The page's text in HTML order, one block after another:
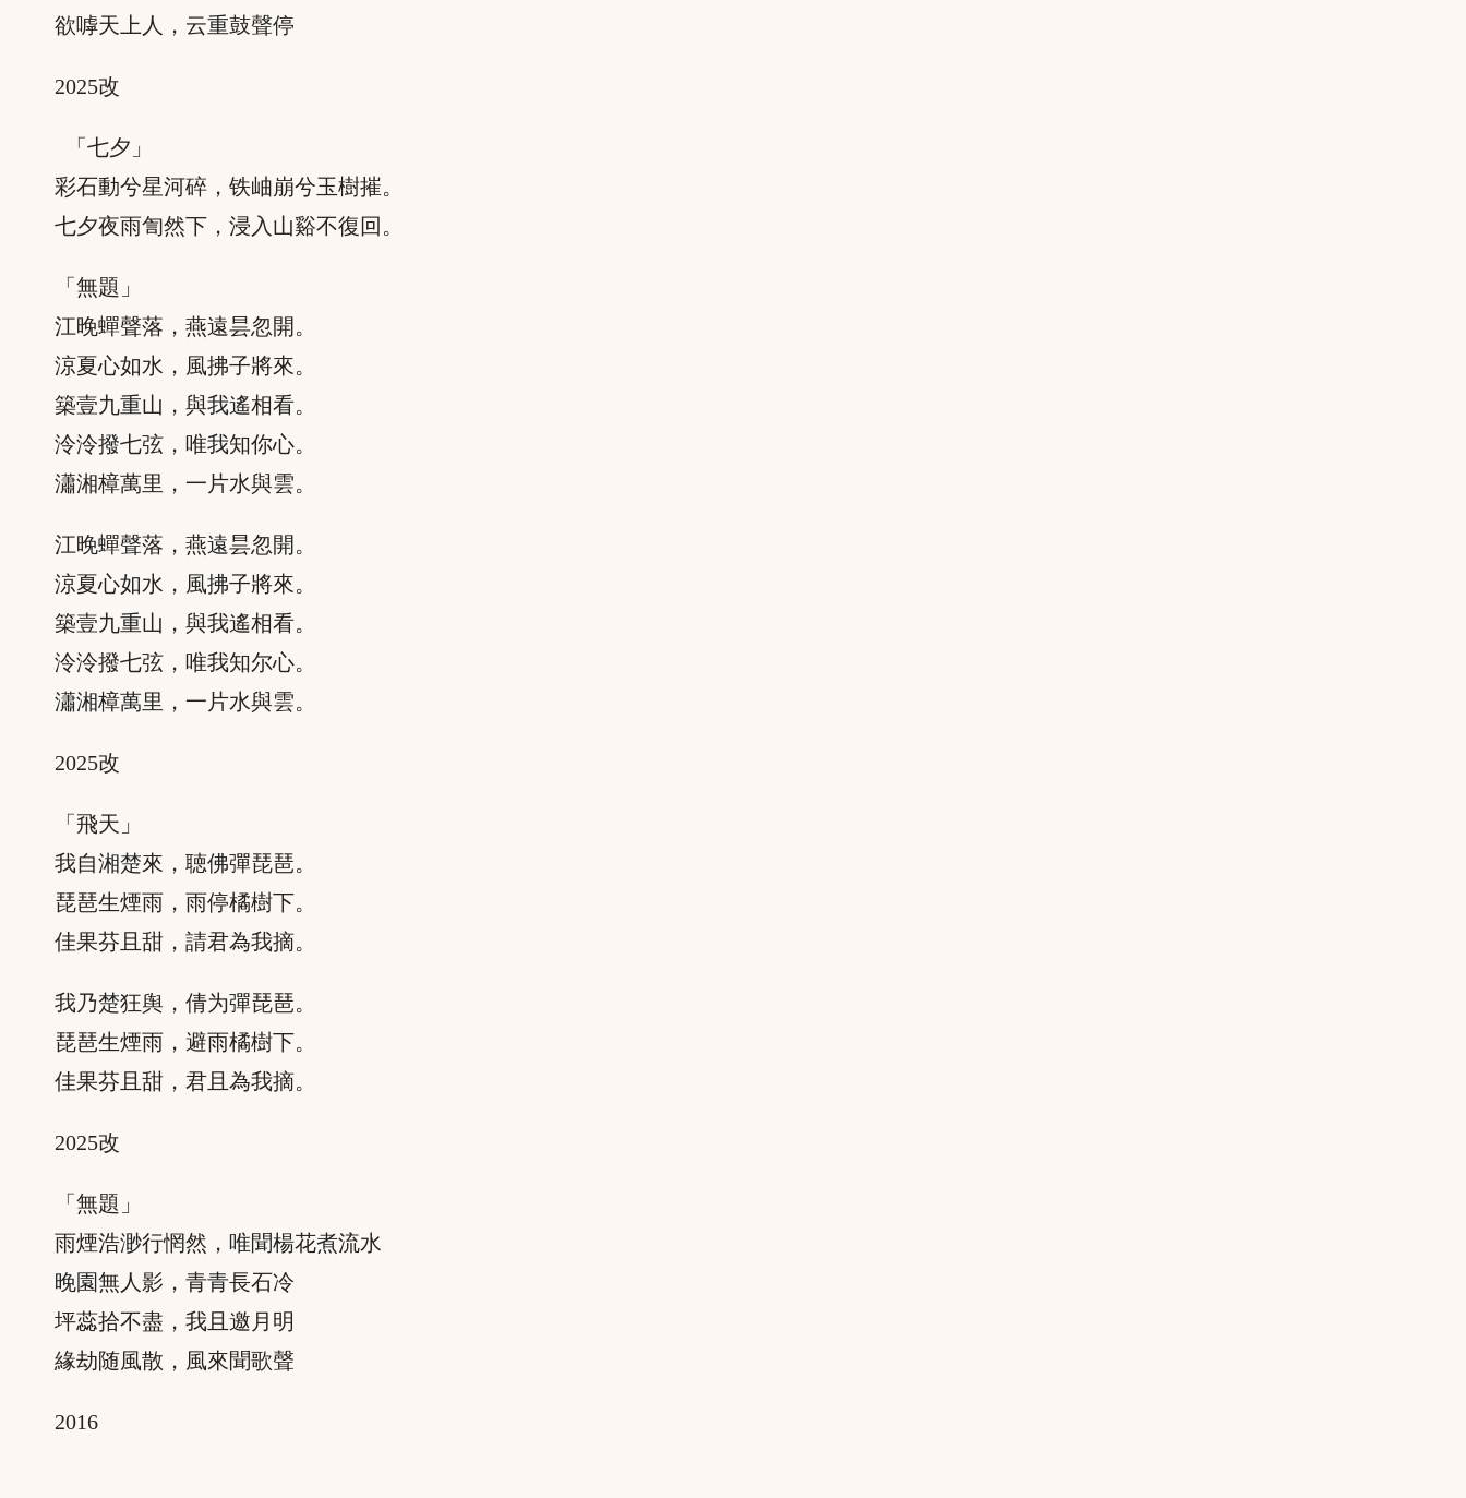
欲嘑天上人，云重鼓聲停
2025改
「七夕」
彩石動兮星河碎，铁岫崩兮玉樹摧。
七夕夜雨訇然下，浸入山谿不復回。
「無題」
江晚蟬聲落，燕遠昙忽開。
涼夏心如水，風拂子將來。
築壹九重山，與我遙相看。
泠泠撥七弦，唯我知你心。
瀟湘樟萬里，一片水與雲。
江晚蟬聲落，燕遠昙忽開。
涼夏心如水，風拂子將來。
築壹九重山，與我遙相看。
泠泠撥七弦，唯我知尔心。
瀟湘樟萬里，一片水與雲。
2025改
「飛天」
我自湘楚來，聴佛彈琵琶。
琵琶生煙雨，雨停橘樹下。
佳果芬且甜，請君為我摘。
我乃楚狂舆，倩为彈琵琶。
琵琶生煙雨，避雨橘樹下。
佳果芬且甜，君且為我摘。
2025改
「無題」
雨煙浩渺行惘然，唯聞楊花煮流水
晚園無人影，青青長石冷
坪蕊拾不盡，我且邀月明
緣劫随風散，風來聞歌聲
2016